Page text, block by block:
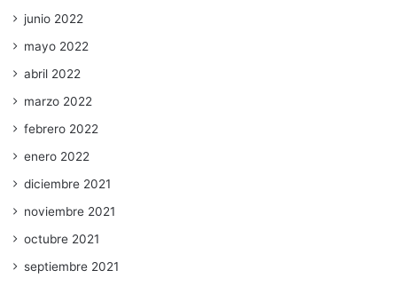
junio 2022
mayo 2022
abril 2022
marzo 2022
febrero 2022
enero 2022
diciembre 2021
noviembre 2021
octubre 2021
septiembre 2021